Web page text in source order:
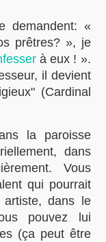
demandent: «
prêtres? », je
à eux ! ».
il devient
(Cardinal
la paroisse
dans
Vous
qui pourrait
dans le
pouvez lui
(ça peut être